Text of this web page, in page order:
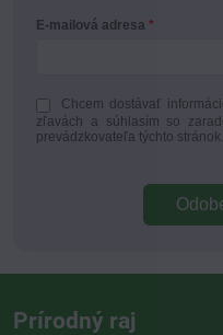
E-mailová adresa
Chcem dostávať
zľavách a súhlasím so
prevádzkovateľa týchto stránok.
Prírodný raj